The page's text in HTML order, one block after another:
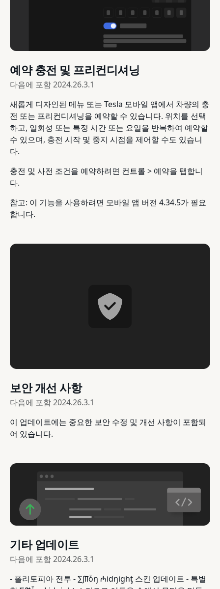
예약 충전 및 프리컨디셔닝
다음에 포함2024.26.3.1
새롭게 디자인된 메뉴 또는 Tesla 모바일 앱에서 차량의 충
전 또는 프리컨디셔닝을 예약할 수 있습니다. 위치를 선택
하고, 일회성 또는 특정 시간 또는 요일을 반복하여 예약할
수 있으며, 충전 시작 및 중지 시점을 제어할 수도 있습니
다.
충전 및 사전 조건을 예약하려면 컨트롤 > 예약을 탭합니
다.
참고: 이 기능을 사용하려면 모바일 앱 버전 4.34.5가 필요
합니다.
보안 개선 사항
다음에 포함2024.26.3.1
이 업데이트에는 중요한 보안 수정 및 개선 사항이 포함되
어 있습니다.
기타 업데이트
다음에 포함2024.26.3.1
- 폴리토피아 전투 - ∑∫ỻȱŋ ₼idŋighţ 스킨 업데이트 - 특별